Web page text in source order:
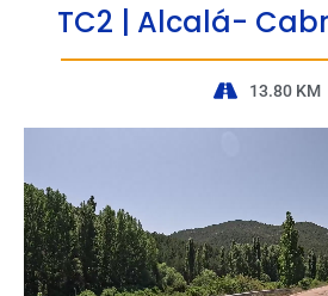
TC2 | Alcalá-
13.80 KM